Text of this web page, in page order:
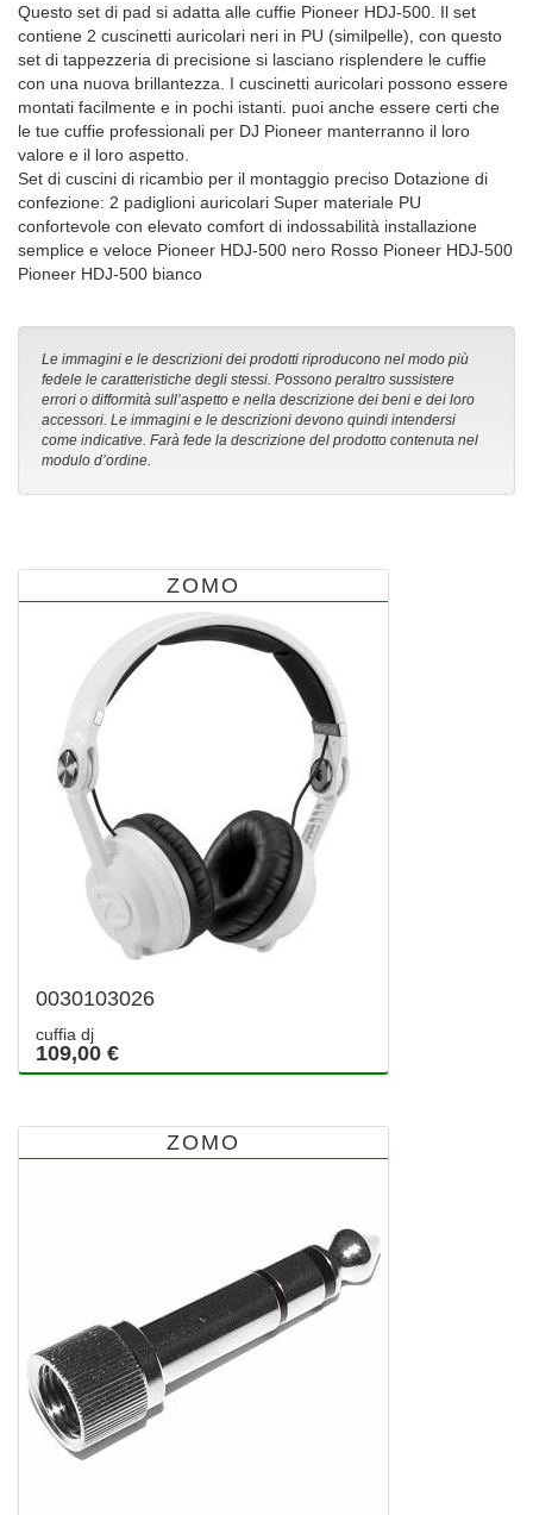
Questo set di pad si adatta alle cuffie Pioneer HDJ-500. Il set
contiene 2 cuscinetti auricolari neri in PU (similpelle), con questo
set di tappezzeria di precisione si lasciano risplendere le cuffie
con una nuova brillantezza. I cuscinetti auricolari possono essere
montati facilmente e in pochi istanti. puoi anche essere certi che
le tue cuffie professionali per DJ Pioneer manterranno il loro
valore e il loro aspetto.
Set di cuscini di ricambio per il montaggio preciso Dotazione di
confezione: 2 padiglioni auricolari Super materiale PU
confortevole con elevato comfort di indossabilità installazione
semplice e veloce Pioneer HDJ-500 nero Rosso Pioneer HDJ-500
Pioneer HDJ-500 bianco
Le immagini e le descrizioni dei prodotti riproducono nel modo più
fedele le caratteristiche degli stessi. Possono peraltro sussistere
errori o difformità sull’aspetto e nella descrizione dei beni e dei loro
accessori. Le immagini e le descrizioni devono quindi intendersi
come indicative. Farà fede la descrizione del prodotto contenuta nel
modulo d’ordine.
ZOMO
0030103026
cuffia dj
109,00 €
ZOMO